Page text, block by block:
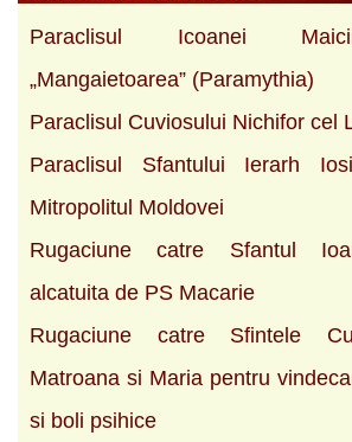
Paraclisul Icoanei
„Mangaietoarea” (Paramythia)
Paraclisul Cuviosului Nichifor cel
Paraclisul Sfantului Ierarh
Mitropolitul Moldovei
Rugaciune catre Sfantul
alcatuita de PS Macarie
Rugaciune catre Sfintele
Matroana si Maria pentru
si boli psihice